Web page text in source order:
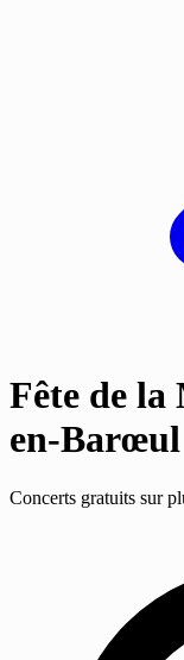
Fête de la
en-Barœul
Concerts gratuits sur